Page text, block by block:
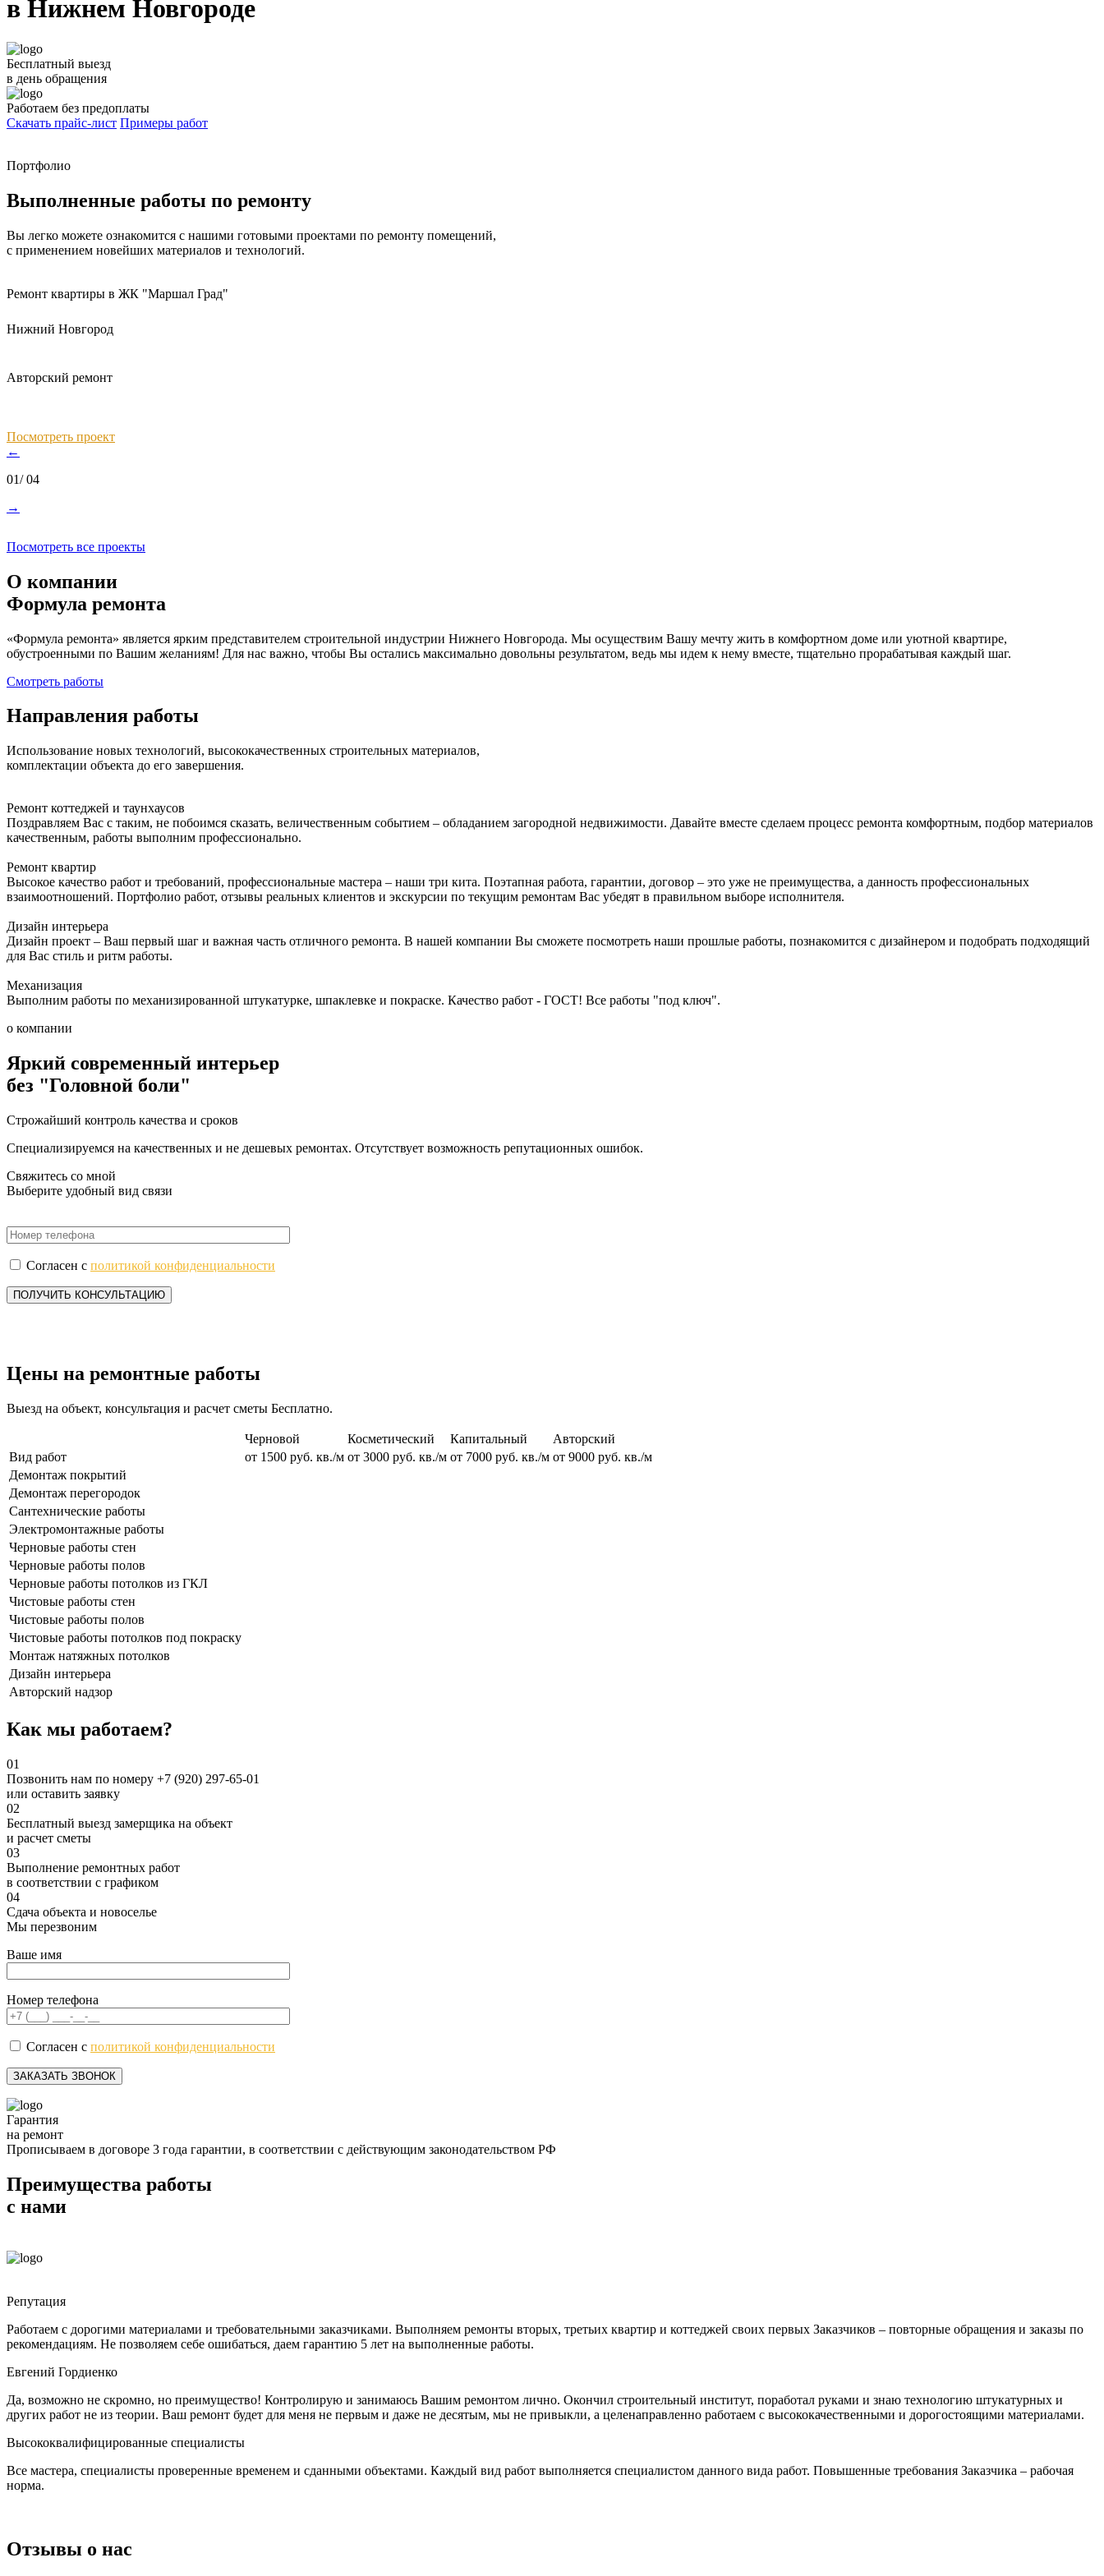
в Нижнем Новгороде
Бесплатный выезд
в день обращения
Работаем без предоплаты
Скачать прайс-лист Примеры работ
Портфолио
Выполненные работы по ремонту
Вы легко можете ознакомится с нашими готовыми проектами по ремонту помещений,
с применением новейших материалов и технологий.
Ремонт квартиры в ЖК "Маршал Град"
Нижний Новгород
Авторский ремонт
Посмотреть проект
←
01/ 04
→
Посмотреть все проекты
О компании
Формула ремонта
«Формула ремонта» является ярким представителем строительной индустрии Нижнего Новгорода. Мы осуществим Вашу мечту жить в комфортном доме или уютной квартире,
обустроенными по Вашим желаниям! Для нас важно, чтобы Вы остались максимально довольны результатом, ведь мы идем к нему вместе, тщательно прорабатывая каждый шаг.
Смотреть работы
Направления работы
Использование новых технологий, высококачественных строительных материалов,
комплектации объекта до его завершения.
Ремонт коттеджей и таунхаусов
Поздравляем Вас с таким, не побоимся сказать, величественным событием – обладанием загородной недвижимости. Давайте вместе сделаем процесс ремонта комфортным, подбор материалов
качественным, работы выполним профессионально.
Ремонт квартир
Высокое качество работ и требований, профессиональные мастера – наши три кита. Поэтапная работа, гарантии, договор – это уже не преимущества, а данность профессиональных
взаимоотношений. Портфолио работ, отзывы реальных клиентов и экскурсии по текущим ремонтам Вас убедят в правильном выборе исполнителя.
Дизайн интерьера
Дизайн проект – Ваш первый шаг и важная часть отличного ремонта. В нашей компании Вы сможете посмотреть наши прошлые работы, познакомится с дизайнером и подобрать подходящий
для Вас стиль и ритм работы.
Механизация
Выполним работы по механизированной штукатурке, шпаклевке и покраске. Качество работ - ГОСТ! Все работы "под ключ".
о компании
Яркий современный интерьер
без "Головной боли"
Строжайший контроль качества и сроков
Специализируемся на качественных и не дешевых ремонтах. Отсутствует возможность репутационных ошибок.
Свяжитесь со мной
Выберите удобный вид связи
Согласен с политикой конфиденциальности
Цены на ремонтные работы
Выезд на объект, консультация и расчет сметы Бесплатно.
Черновой Косметический Капитальный
Авторский
Вид работ
от 1500 руб. кв./м от 3000 руб. кв./м от 7000 руб. кв./м от 9000 руб. кв./м
Демонтаж покрытий
Демонтаж перегородок
Сантехнические работы
Электромонтажные работы
Черновые работы стен
Черновые работы полов
Черновые работы потолков из ГКЛ
Чистовые работы стен
Чистовые работы полов
Чистовые работы потолков под покраску
Монтаж натяжных потолков
Дизайн интерьера
Авторский надзор
Как мы работаем?
01
Позвонить нам по номеру +7 (920) 297-65-01
или оставить заявку
02
Бесплатный выезд замерщика на объект
и расчет сметы
03
Выполнение ремонтных работ
в соответствии с графиком
04
Сдача объекта и новоселье
Мы перезвоним
Ваше имя
Номер телефона
Согласен с политикой конфиденциальности
Гарантия
на ремонт
Прописываем в договоре 3 года гарантии, в соответствии с действующим законодательством РФ
Преимущества работы
с нами
Репутация
Работаем с дорогими материалами и требовательными заказчиками. Выполняем ремонты вторых, третьих квартир и коттеджей своих первых Заказчиков – повторные обращения и заказы по
рекомендациям. Не позволяем себе ошибаться, даем гарантию 5 лет на выполненные работы.
Евгений Гордиенко
Да, возможно не скромно, но преимущество! Контролирую и занимаюсь Вашим ремонтом лично. Окончил строительный институт, поработал руками и знаю технологию штукатурных и
других работ не из теории. Ваш ремонт будет для меня не первым и даже не десятым, мы не привыкли, а целенаправленно работаем с высококачественными и дорогостоящими материалами.
Высококвалифицированные специалисты
Все мастера, специалисты проверенные временем и сданными объектами. Каждый вид работ выполняется специалистом данного вида работ. Повышенные требования Заказчика – рабочая
норма.
Отзывы о нас